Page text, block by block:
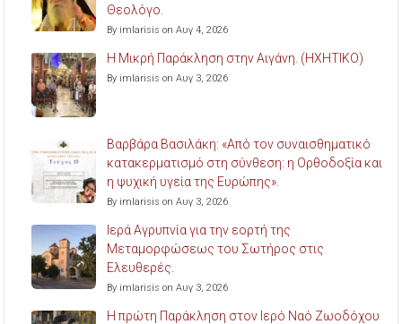
Θεολόγο.
By imlarisis on Αυγ 4, 2026
Η Μικρή Παράκληση στην Αιγάνη. (ΗΧΗΤΙΚΟ)
By imlarisis on Αυγ 3, 2026
Βαρβάρα Βασιλάκη: «Από τον συναισθηματικό
κατακερματισμό στη σύνθεση: η Ορθοδοξία και
η ψυχική υγεία της Ευρώπης».
By imlarisis on Αυγ 3, 2026
Ιερά Αγρυπνία για την εορτή της
Μεταμορφώσεως του Σωτήρος στις
Ελευθερές.
By imlarisis on Αυγ 3, 2026
Η πρώτη Παράκληση στον Ιερό Ναό Ζωοδόχου